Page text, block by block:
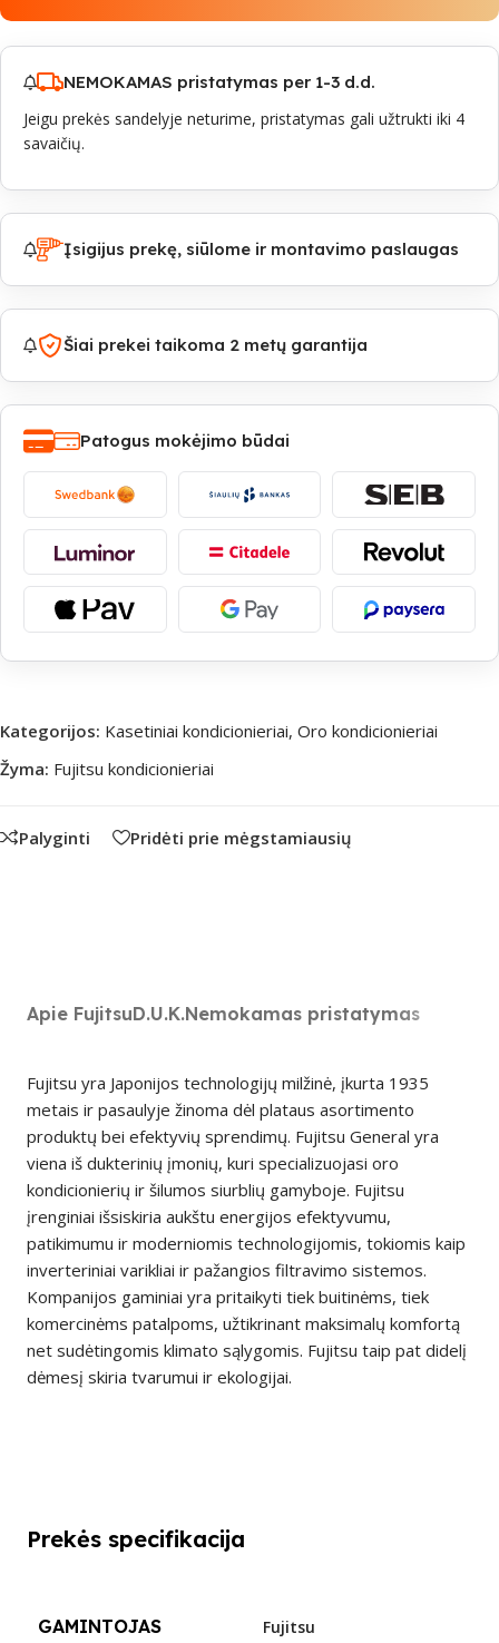
NEMOKAMAS pristatymas per 1-3 d.d.
Jeigu prekės sandelyje neturime, pristatymas gali užtrukti iki 4
savaičių.
Įsigijus prekę, siūlome ir montavimo paslaugas
Šiai prekei taikoma 2 metų garantija
Patogus mokėjimo būdai
Kategorijos: Kasetiniai kondicionieriai, Oro kondicionieriai
Žyma: Fujitsu kondicionieriai
Palyginti Pridėti prie mėgstamiausių
Apie FujitsuD.U.K.Nemokamas pristatymas
Fujitsu yra Japonijos technologijų milžinė, įkurta 1935
metais ir pasaulyje žinoma dėl plataus asortimento
produktų bei efektyvių sprendimų. Fujitsu General yra
viena iš dukterinių įmonių, kuri specializuojasi oro
kondicionierių ir šilumos siurblių gamyboje. Fujitsu
įrenginiai išsiskiria aukštu energijos efektyvumu,
patikimumu ir moderniomis technologijomis, tokiomis kaip
inverteriniai varikliai ir pažangios filtravimo sistemos.
Kompanijos gaminiai yra pritaikyti tiek buitinėms, tiek
komercinėms patalpoms, užtikrinant maksimalų komfortą
net sudėtingomis klimato sąlygomis. Fujitsu taip pat didelį
dėmesį skiria tvarumui ir ekologijai.
Prekės specifikacija
GAMINTOJAS Fujitsu